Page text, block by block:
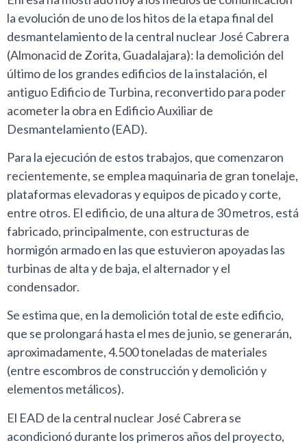
la evolución de uno de los hitos de la etapa final del
desmantelamiento de la central nuclear José Cabrera
(Almonacid de Zorita, Guadalajara): la demolición del
último de los grandes edificios de la instalación, el
antiguo Edificio de Turbina, reconvertido para poder
acometer la obra en Edificio Auxiliar de
Desmantelamiento (EAD).
Para la ejecución de estos trabajos, que comenzaron
recientemente, se emplea maquinaria de gran tonelaje,
plataformas elevadoras y equipos de picado y corte,
entre otros. El edificio, de una altura de 30 metros, está
fabricado, principalmente, con estructuras de
hormigón armado en las que estuvieron apoyadas las
turbinas de alta y de baja, el alternador y el
condensador.
Se estima que, en la demolición total de este edificio,
que se prolongará hasta el mes de junio, se generarán,
aproximadamente, 4.500 toneladas de materiales
(entre escombros de construcción y demolición y
elementos metálicos).
El EAD de la central nuclear José Cabrera se
acondicionó durante los primeros años del proyecto,